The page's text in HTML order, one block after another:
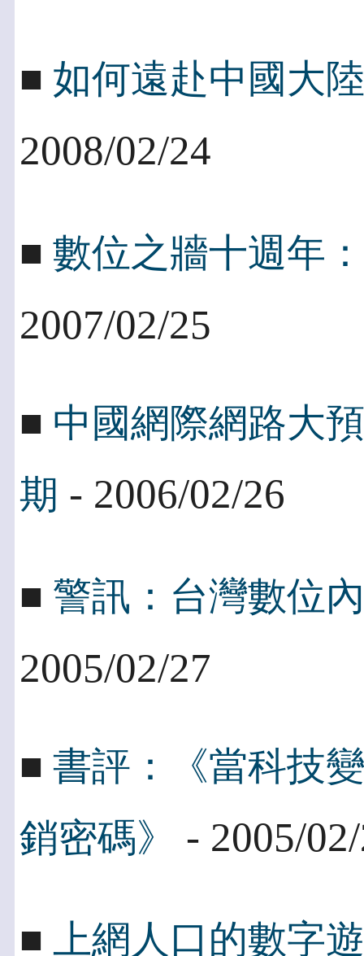
■ 如何遠赴中國大
2008/02/24
■ 數位之牆十週年
2007/02/25
■ 中國網際網路大
期 - 2006/02/26
■ 警訊：台灣數位
2005/02/27
■ 書評：《當科技
銷密碼》
- 2005/
■ 上網人口的數字